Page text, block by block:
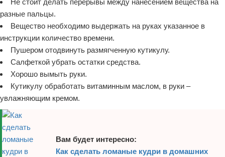
Не стоит делать перерывы между нанесением вещества на
разные пальцы.
Вещество необходимо выдержать на руках указанное в
инструкции количество времени.
Пушером отодвинуть размягченную кутикулу.
Салфеткой убрать остатки средства.
Хорошо вымыть руки.
Кутикулу обработать витаминным маслом, в руки –
увлажняющим кремом.
Вам будет интересно:
Как сделать ломаные кудри в домашних